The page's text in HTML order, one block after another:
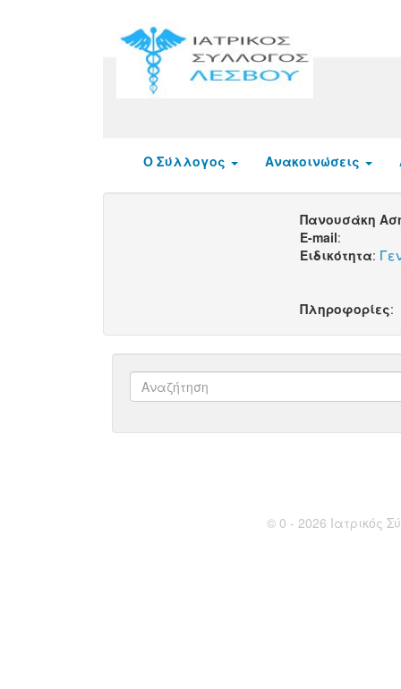
Ο Σύλλογος Ανακοινώσεις
Πανουσάκη
E-mail:
Ειδικότητα:
Πληροφορίες:
© 0 - 2026 Ιατρικός